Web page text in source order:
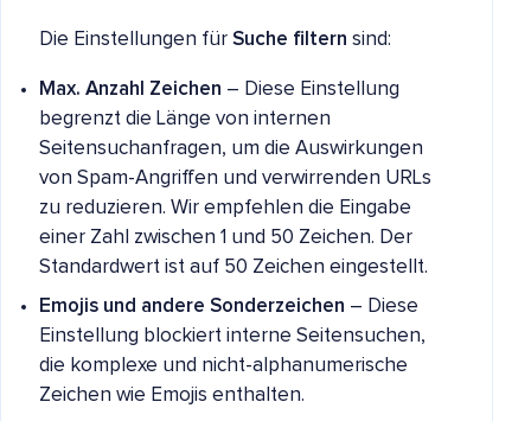
Die Einstellungen für Suche filtern sind:
Max. Anzahl Zeichen – Diese Einstellung
begrenzt die Länge von internen
Seitensuchanfragen, um die Auswirkungen
von Spam-Angriffen und verwirrenden URLs
zu reduzieren. Wir empfehlen die Eingabe
einer Zahl zwischen 1 und 50 Zeichen. Der
Standardwert ist auf 50 Zeichen eingestellt.
Emojis und andere Sonderzeichen – Diese
Einstellung blockiert interne Seitensuchen,
die komplexe und nicht-alphanumerische
Zeichen wie Emojis enthalten.